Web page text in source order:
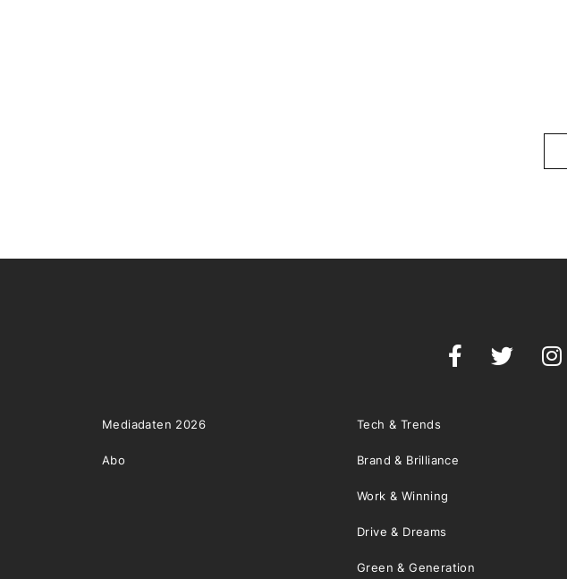
Mediadaten 2026
Abo
Tech & Trends
Brand & Brilliance
Work & Winning
Drive & Dreams
Green & Generation